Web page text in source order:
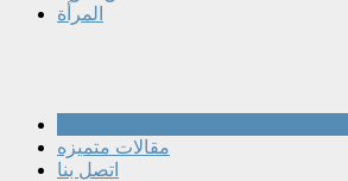
المرأة
مقالات متميزه
اتصل بنا